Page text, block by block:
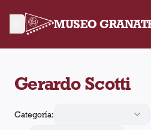
MUSEO
Gerardo Scotti
Categoría: